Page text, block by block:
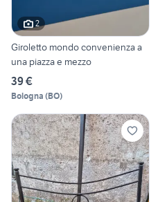
2
Giroletto mondo convenienza a
una piazza e mezzo
39 €
Bologna (BO)